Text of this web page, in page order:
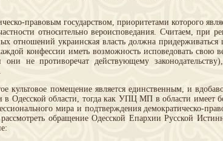
правовым государством, приоритетами которого
относительно вероисповедания. Считаем, при
отношений украинская власть должна
конфессии иметь возможность исповедовать свою
они не противоречат действующему
культовое помещение является единственным, и
Одесской области, тогда как УПЦ МП в области имеет
мира и подтверждения демократическо-
обращение Одесской Епархии Русской